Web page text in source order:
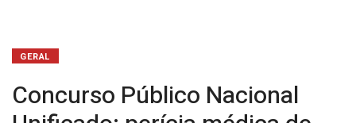
GERAL
Concurso Público Nacional